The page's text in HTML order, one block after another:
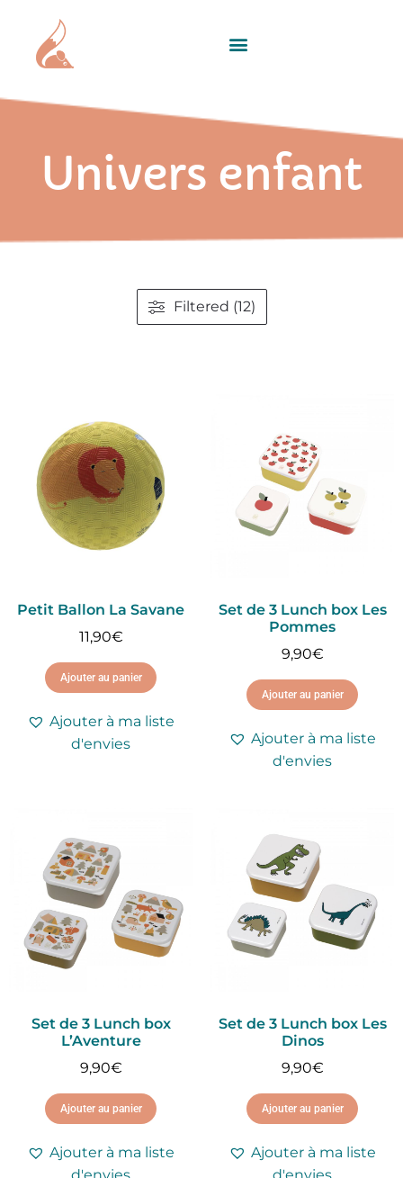
Univers enfant
Filtered (12)
Petit Ballon La Savane
11,90€
Ajouter au panier
Ajouter à ma liste
d'envies
Set de 3 Lunch box Les
Pommes
9,90€
Ajouter au panier
Ajouter à ma liste
d'envies
Set de 3 Lunch box
L’Aventure
9,90€
Ajouter au panier
Ajouter à ma liste
Set de 3 Lunch box Les
Dinos
9,90€
Ajouter au panier
Ajouter à ma liste